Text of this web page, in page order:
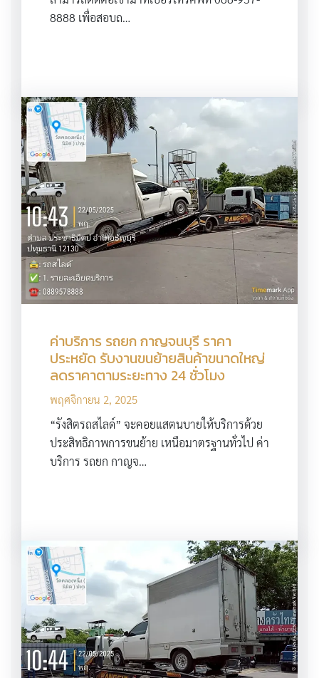
8888 เพื่อสอบถ…
ค่าบริการ รถยก กาญจนบุรี ราคา
ประหยัด รับงานขนย้ายสินค้าขนาดใหญ่
ลดราคาตามระยะทาง 24 ชั่วโมง
พฤศจิกายน 2, 2025
“รังสิตรถสไลด์” จะคอยแสตนบายให้บริการด้วย
ประสิทธิภาพการขนย้าย เหนือมาตรฐานทั่วไป ค่า
บริการ รถยก กาญจ…